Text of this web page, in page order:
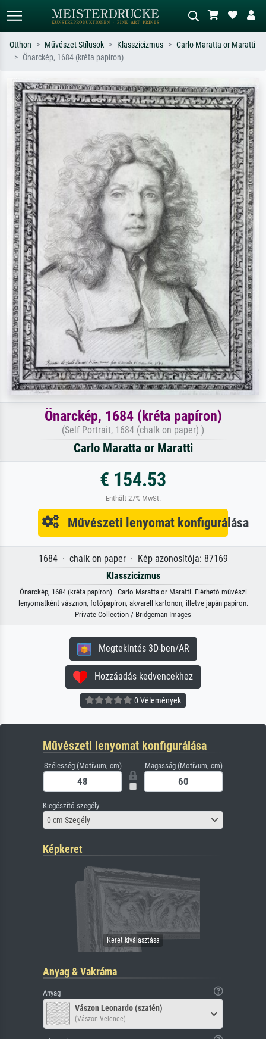
Keressen művész, műcím vagy stílus
szerint – pl. Monet, Csillagos éj,
impresszionizmus, Hokusai-hullám,
Írja le a jelenetet – pl. zöld rét, sok
piros absztrakt, sötét olajkép, álló akt
egy fa mellett.
Otthon Művészet Stílusok Klasszicizmus
Carlo Maratta or Maratti
Önarckép, 1684 (kréta papíron)
Önarckép, 1684 (kréta papíron)
(Self Portrait, 1684 (chalk on paper) )
Carlo Maratta or Maratti
€ 154.53
Enthält 27% MwSt.
Művészeti lenyomat konfigurálása
1684 · chalk on paper · Kép azonosítója: 87169
Klasszicizmus
Önarckép, 1684 (kréta papíron) · Carlo Maratta or Maratti. Elérhető művészi
lenyomatként vásznon, fotópapíron, akvarell kartonon, illetve japán papíron.
Private Collection / Bridgeman Images
Megtekintés 3D-ben/AR
Hozzáadás kedvencekhez
0 Vélemények
Művészeti lenyomat konfigurálása
Szélesség (Motívum, cm) Magasság (Motívum, cm)
Kiegészítő szegély
0 cm Szegély
Képkeret
Anyag & Vakráma
Anyag
Vászon Leonardo (szatén)
(Vászon Velence)